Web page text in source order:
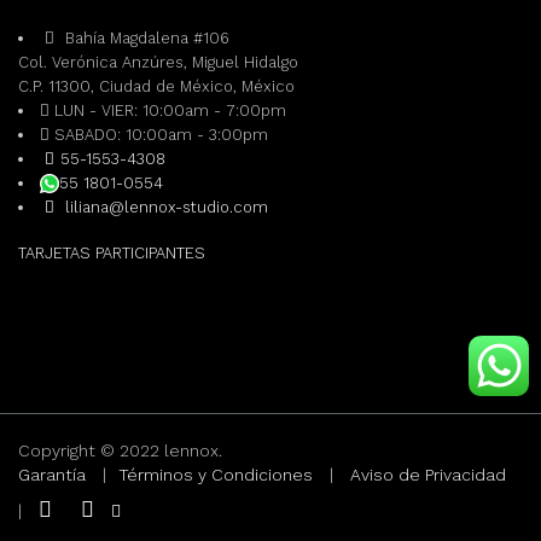
Bahía Magdalena #106
Col. Verónica Anzúres, Miguel Hidalgo
C.P. 11300, Ciudad de México, México
LUN - VIER: 10:00am - 7:00pm
SABADO: 10:00am - 3:00pm
55-1553-4308
55 1801-0554
liliana@lennox-studio.com
TARJETAS PARTICIPANTES
Copyright © 2022 lennox.
Garantía
| Términos y Condiciones |
Aviso de Privacidad
|